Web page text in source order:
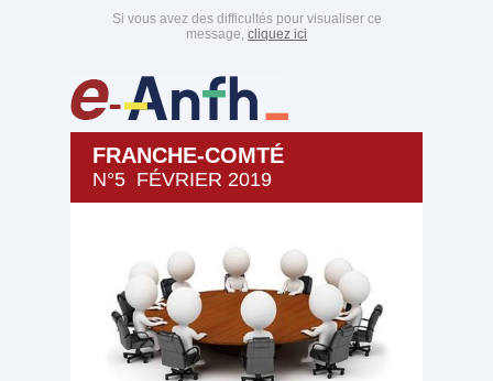
Si vous avez des difficultés pour visualiser ce
message, cliquez ici
FRANCHE-COMTÉ
N°5 FÉVRIER 2019